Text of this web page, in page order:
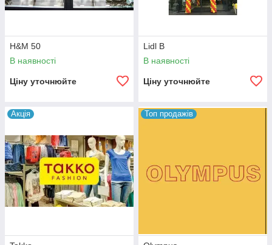
H&M 50
В наявності
Ціну уточнюйте
Lidl B
В наявності
Ціну уточнюйте
Акція Топ продажів